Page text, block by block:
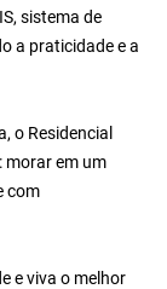
sistema de
a praticidade e a
o Residencial
morar em um
com
e viva o melhor